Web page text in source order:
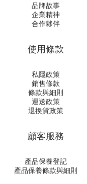
品牌故事
企業精神
合作夥伴
使用條款
私隱政策
銷售條款
條款與細則
運送政策
退換貨政策
顧客服務
產品保養登記
產品保養條款與細則